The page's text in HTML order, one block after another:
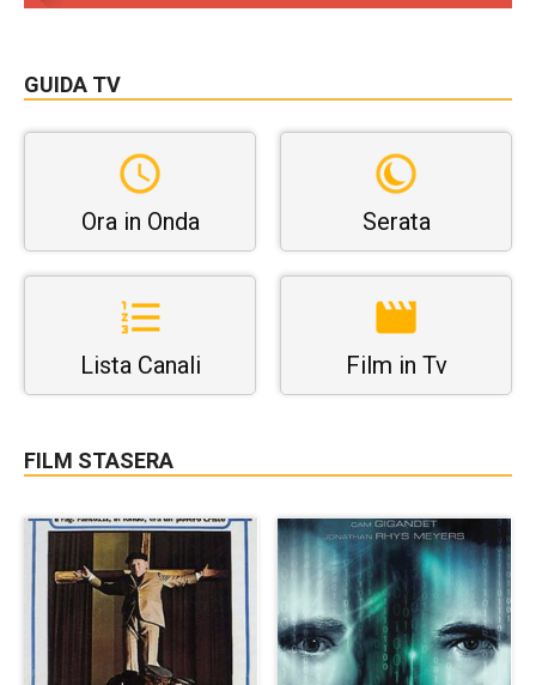
GUIDA TV
Ora in Onda Serata
Lista Canali Film in Tv
FILM STASERA